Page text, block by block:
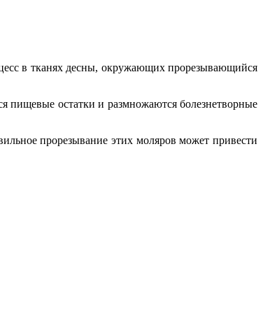
в тканях десны, окружающих прорезывающийся
пищевые остатки и размножаются болезнетворные
прорезывание этих моляров может привести